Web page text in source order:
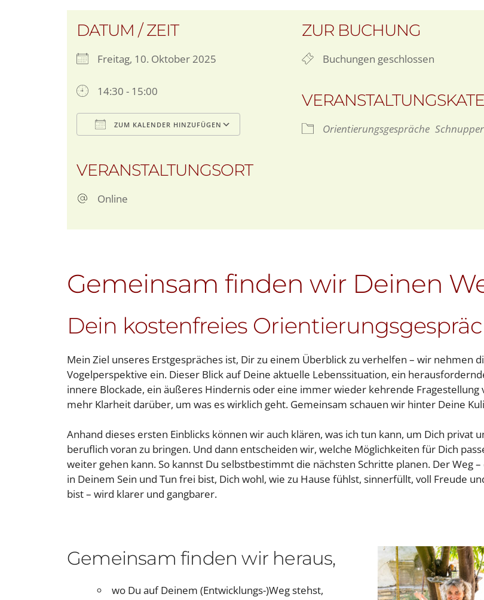
DATUM / ZEIT
Freitag, 10. Oktober 2025
14:30 - 15:00
ZUM KALENDER HINZUFÜGEN
VERANSTALTUNGSORT
Online
ZUR BUCHUNG
Buchungen geschlossen
Orientierungsgespräche
Gemeinsam finden wir Deinen
Dein kostenfreies
Mein Ziel unseres Erstgespräches ist, Dir zu einem Überblick zu verhelfen – wir nehmen
Vogelperspektive ein. Dieser Blick auf Deine aktuelle Lebenssituation, ein
innere Blockade, ein äußeres Hindernis oder eine immer wieder kehrende Fragestellung
mehr Klarheit darüber, um was es wirklich geht. Gemeinsam schauen wir hinter Deine
Anhand dieses ersten Einblicks können wir auch klären, was ich tun kann, um Dich privat
beruflich voran zu bringen. Und dann entscheiden wir, welche Möglichkeiten für Dich
weiter gehen kann. So kannst Du selbstbestimmt die nächsten Schritte planen. Der Weg
in Deinem Sein und Tun frei bist, Dich wohl, wie zu Hause fühlst, sinnerfüllt, voll Freude
bist – wird klarer und gangbarer.
Gemeinsam finden wir heraus,
wo Du auf Deinem (Entwicklungs-)Weg stehst,